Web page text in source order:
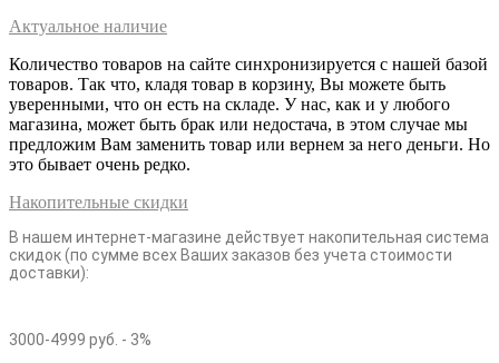
Актуальное наличие
Количество товаров на сайте синхронизируется с нашей базой
товаров. Так что, кладя товар в корзину, Вы можете быть
уверенными, что он есть на складе. У нас, как и у любого
магазина, может быть брак или недостача, в этом случае мы
предложим Вам заменить товар или вернем за него деньги. Но
это бывает очень редко.
Накопительные скидки
В нашем интернет-магазине действует накопительная система
скидок (по сумме всех Ваших заказов без учета стоимости
доставки):
3000-4999 руб. - 3%